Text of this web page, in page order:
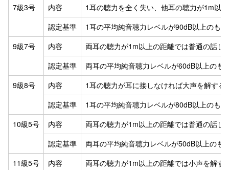
7級3号
内容
1耳の聴力を全く失い、他耳の聴力が1m以
認定基準
1耳の平均純音聴力レベルが90dB以上のも
9級7号
内容
両耳の聴力が1m以上の距離では普通の話
認定基準
両耳の平均純音聴力レベルが60dB以上の
9級8号
内容
1耳の聴力が耳に接しなければ大声を解す
認定基準
1耳の平均純音聴力レベルが80dB以上のも
10級5号
内容
両耳の聴力が1m以上の距離では普通の話
認定基準
両耳の平均純音聴力レベルが50dB以上の
11級5号
内容
両耳の聴力が1m以上の距離では小声を解す